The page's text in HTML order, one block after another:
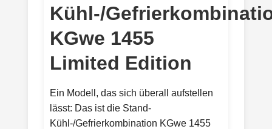
Kühl-/
KGwe 1455
Limited Edition
Ein Modell, das sich überall aufstellen
lässt: Das ist die Stand-
Kühl-/Gefrierkombination KGwe 1455